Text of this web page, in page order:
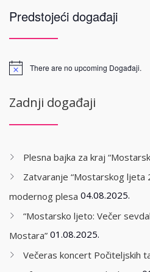
Predstojeći događaji
There are no upcoming Događaji.
Zadnji događaji
Plesna bajka za kraj
Zatvaranje “Mostarskog ljeta
modernog plesa 04.08.2025.
“Mostarsko ljeto: Večer
Mostara” 01.08.2025.
Večeras koncert Počiteljskih